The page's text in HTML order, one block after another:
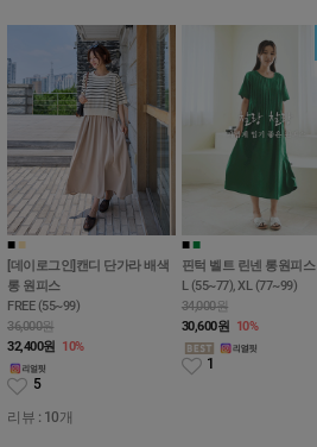
■ ■
[데이로그인]캔디 단가라 배색
롱 원피스
FREE (55~99)
36,000원
32,400원 10%
5
리뷰 : 10개
■■
핀턱 벨트 린넨 롱원피스
L (55~77), XL (77~99)
34,000원
30,600원 10%
1